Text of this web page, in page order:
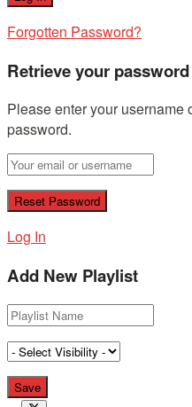
Forgotten Password?
Retrieve your password
Please enter your username
password.
Log In
Add New Playlist